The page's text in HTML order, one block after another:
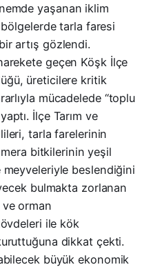
yaşanan iklim
tarla faresi
artış gözlendi.
geçen Köşk İlçe
üreticilere kritik
mücadelede “toplu
İlçe Tarım ve
tarla farelerinin
bitkilerinin yeşil
meyveleriyle beslendiğini
bulmakta zorlanan
orman
ile kök
dikkat çekti.
büyük ekonomik